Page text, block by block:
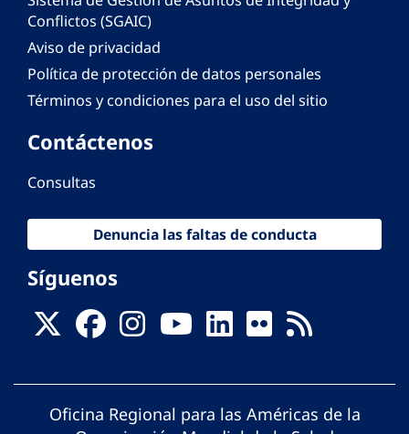
Conflictos (SGAIC)
Aviso de privacidad
Política de protección de datos personales
Términos y condiciones para el uso del sitio
Contáctenos
Consultas
Denuncia las faltas de conducta
Síguenos
Oficina Regional para las Américas de la